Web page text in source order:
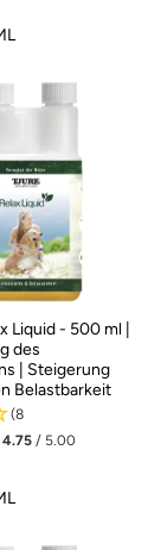
Liquid - 500 ml |
des
| Steigerung
Belastbarkeit
(8
4.75 / 5.00